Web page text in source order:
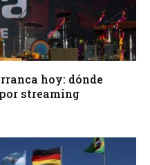
hoy: dónde
streaming